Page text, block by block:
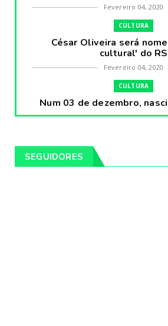
Fevereiro 04, 2020
CULTURA
César Oliveira será
cultural' do RS
Fevereiro 04, 2020
CULTURA
Num 03 de dezembro,
Prestes, o
Pintores da Temática
SEGUIDORES